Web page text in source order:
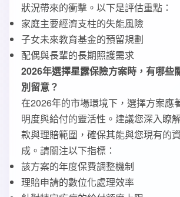
狀況帶來的衝擊。以下是評估重點：
家庭主要經濟支柱的失能風險
子女未來教育基金的預留規劃
配偶與長輩的長期照護需求
2026年選擇星露保險方案時，有哪些
別留意？
在2026年的市場環境下，選擇方案應
明度與給付的靈活性。建議您深入瞭
款與理賠範圍，確保其能與您現有的
成。請關注以下指標：
該方案的年度保費調整機制
理賠申請的數位化處理效率